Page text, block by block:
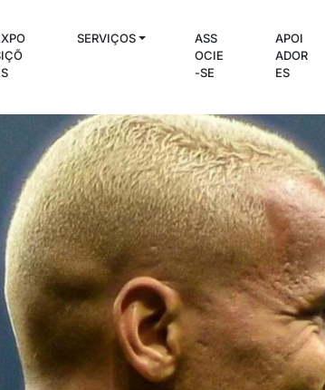
SERVIÇOS
ASS
OCIE
-SE
APOI
ADOR
ES